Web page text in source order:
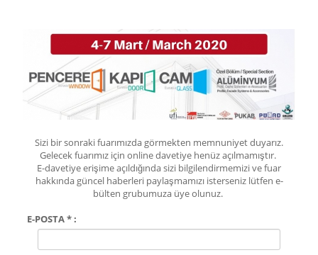
Sizi bir sonraki fuarımızda görmekten memnuniyet duyarız.
Gelecek fuarımız için online davetiye henüz açılmamıştır.
E-davetiye erişime açıldığında sizi bilgilendirmemizi ve fuar
hakkında güncel haberleri paylaşmamızı isterseniz lütfen e-
bülten grubumuza üye olunuz.
E-POSTA * :